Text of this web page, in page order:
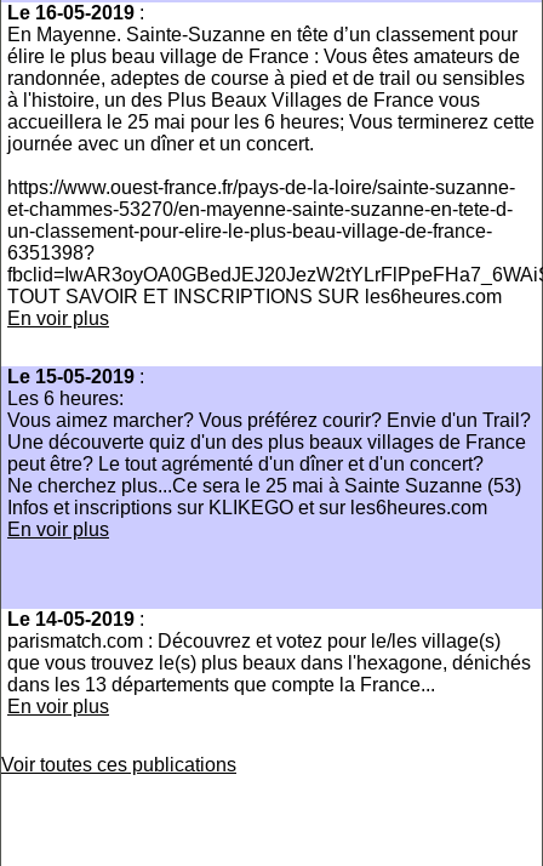
Le 16-05-2019 :
En Mayenne. Sainte-Suzanne en tête d’un classement pour
élire le plus beau village de France : Vous êtes amateurs de
randonnée, adeptes de course à pied et de trail ou sensibles
à l'histoire, un des Plus Beaux Villages de France vous
accueillera le 25 mai pour les 6 heures; Vous terminerez cette
journée avec un dîner et un concert.
https://www.ouest-france.fr/pays-de-la-loire/sainte-suzanne-
et-chammes-53270/en-mayenne-sainte-suzanne-en-tete-d-
un-classement-pour-elire-le-plus-beau-village-de-france-
6351398?
TOUT SAVOIR ET INSCRIPTIONS SUR les6heures.com
En voir plus
Le 15-05-2019 :
Les 6 heures:
Vous aimez marcher? Vous préférez courir? Envie d'un Trail?
Une découverte quiz d'un des plus beaux villages de France
peut être? Le tout agrémenté d'un dîner et d'un concert?
Ne cherchez plus...Ce sera le 25 mai à Sainte Suzanne (53)
Infos et inscriptions sur KLIKEGO et sur les6heures.com
En voir plus
Le 14-05-2019 :
parismatch.com : Découvrez et votez pour le/les village(s)
que vous trouvez le(s) plus beaux dans l'hexagone, dénichés
dans les 13 départements que compte la France...
En voir plus
Voir toutes ces publications